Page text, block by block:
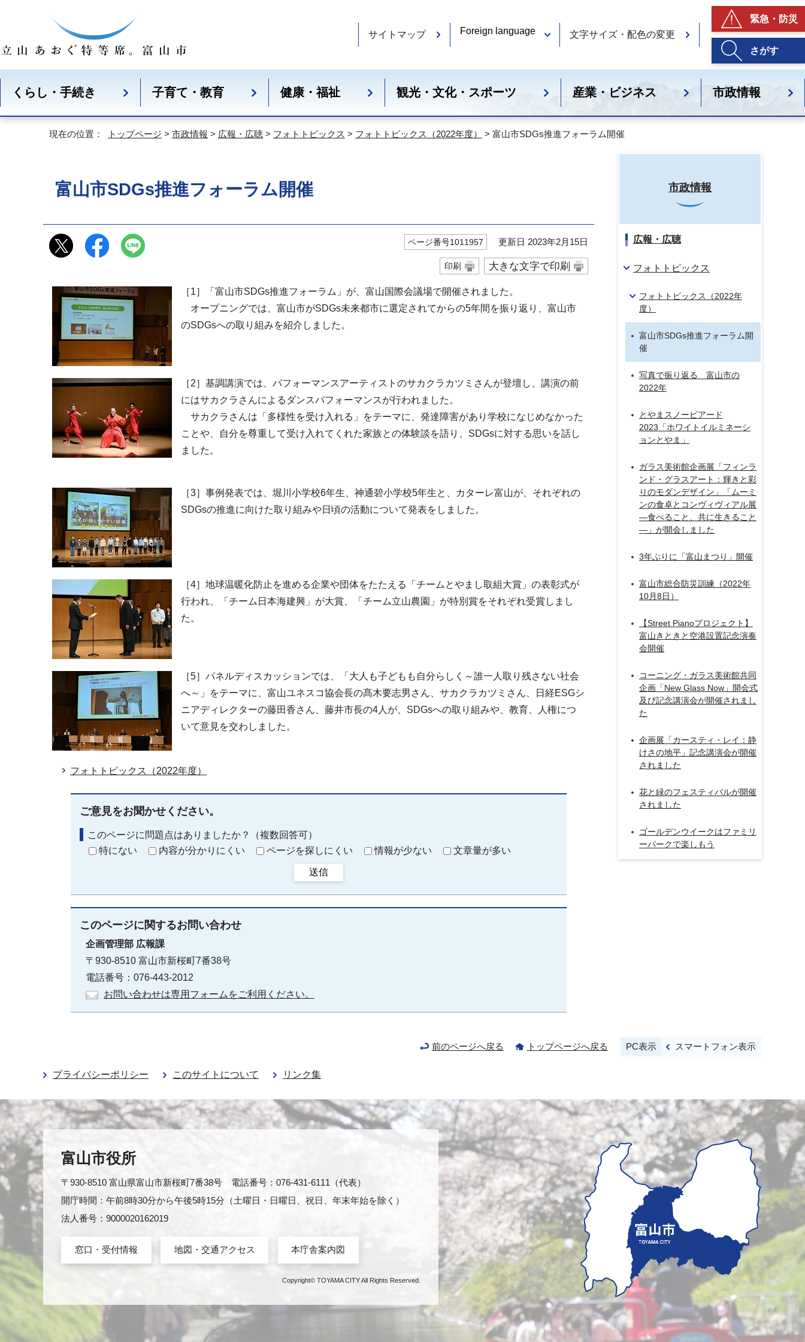
サイトマップ Foreign language 文字サイズ・配色の変更
緊急・防災
さがす
くらし・手続き 子育て・教育 健康・福祉 観光・文化・スポーツ 産業・ビジネス 市政情報
現在の位置： トップページ > 市政情報 > 広報・広聴 > フォトトピックス > フォトトピックス（2022年度） > 富山市SDGs推進フォーラム開催
富山市SDGs推進フォーラム開催
ページ番号1011957 更新日 2023年2月15日
印刷 大きな文字で印刷
［1］「富山市SDGs推進フォーラム」が、富山国際会議場で開催されました。
オープニングでは、富山市がSDGs未来都市に選定されてからの5年間を振り返り、富山市
のSDGsへの取り組みを紹介しました。
［2］基調講演では、パフォーマンスアーティストのサカクラカツミさんが登壇し、講演の前
にはサカクラさんによるダンスパフォーマンスが行われました。
サカクラさんは「多様性を受け入れる」をテーマに、発達障害があり学校になじめなかった
ことや、自分を尊重して受け入れてくれた家族との体験談を語り、SDGsに対する思いを話し
ました。
［3］事例発表では、堀川小学校6年生、神通碧小学校5年生と、カターレ富山が、それぞれの
SDGsの推進に向けた取り組みや日頃の活動について発表をしました。
［4］地球温暖化防止を進める企業や団体をたたえる「チームとやまし取組大賞」の表彰式が
行われ、「チーム日本海建興」が大賞、「チーム立山農園」が特別賞をそれぞれ受賞しまし
た。
［5］パネルディスカッションでは、「大人も子どもも自分らしく～誰一人取り残さない社会
へ～」をテーマに、富山ユネスコ協会長の髙木要志男さん、サカクラカツミさん、日経ESGシ
ニアディレクターの藤田香さん、藤井市長の4人が、SDGsへの取り組みや、教育、人権につ
いて意見を交わしました。
フォトトピックス（2022年度）
ご意見をお聞かせください。
このページに問題点はありましたか？（複数回答可）
特にない
内容が分かりにくい ページを探しにくい 情報が少ない 文章量が多い
送信
このページに関するお問い合わせ
企画管理部 広報課
〒930-8510 富山市新桜町7番38号
電話番号：076-443-2012
お問い合わせは専用フォームをご利用ください。
市政情報
広報・広聴
フォトトピックス
フォトトピックス（2022年
度）
富山市SDGs推進フォーラム開
催
写真で振り返る 富山市の
2022年
とやまスノーピアード
2023「ホワイトイルミネーシ
ョンとやま」
ガラス美術館企画展「フィンラ
ンド・グラスアート：輝きと彩
りのモダンデザイン」「ムーミ
ンの食卓とコンヴィヴィアル展
―食べること、共に生きること
―」が開会しました
3年ぶりに「富山まつり」開催
富山市総合防災訓練（2022年
10月8日）
【Street Pianoプロジェクト】
富山きときと空港設置記念演奏
会開催
コーニング・ガラス美術館共同
企画「New Glass Now」開会式
及び記念講演会が開催されまし
た
企画展「カースティ・レイ：静
けさの地平」記念講演会が開催
されました
花と緑のフェスティバルが開催
されました
ゴールデンウイークはファミリ
ーパークで楽しもう
前のページへ戻る トップページへ戻る PC表示 スマートフォン表示
プライバシーポリシー このサイトについて リンク集
富山市役所
〒930-8510 富山県富山市新桜町7番38号 電話番号：076-431-6111（代表）
開庁時間：午前8時30分から午後5時15分（土曜日・日曜日、祝日、年末年始を除く）
法人番号：9000020162019
窓口・受付情報 地図・交通アクセス 本庁舎案内図
Copyright© TOYAMA CITY All Rights Reserved.